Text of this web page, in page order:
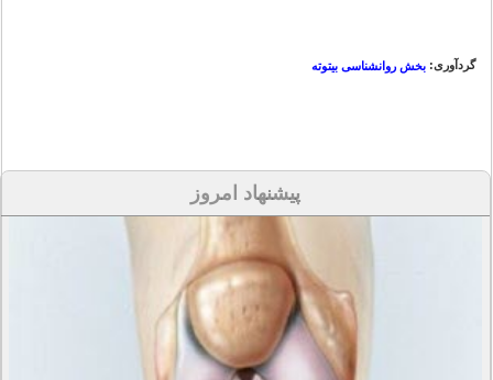
گردآوری: بخش روانشناسی بیتوته
پیشنهاد امروز